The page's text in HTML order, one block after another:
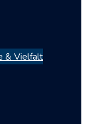
& Vielfalt